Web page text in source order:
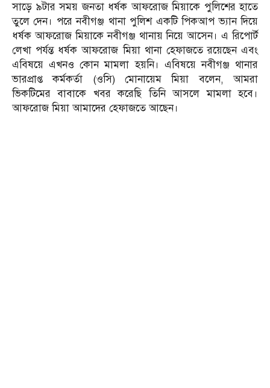
সাড়ে ৯টার সময় জনতা ধর্ষক আফরোজ মিয়াকে পুলিশের হাতে
তুলে দেন। পরে নবীগঞ্জ থানা পুলিশ একটি পিকআপ ভ্যান দিয়ে
ধর্ষক আফরোজ মিয়াকে নবীগঞ্জ থানায় নিয়ে আসেন। এ রিপোর্ট
লেখা পর্যন্ত ধর্ষক আফরোজ মিয়া থানা হেফাজতে রয়েছেন এবং
এবিষয়ে এখনও কোন মামলা হয়নি। এবিষয়ে নবীগঞ্জ থানার
ভারপ্রাপ্ত কর্মকর্তা (ওসি) মোনায়েম মিয়া বলেন, আমরা
ভিকটিমের বাবাকে খবর করেছি তিনি আসলে মামলা হবে।
আফরোজ মিয়া আমাদের হেফাজতে আছেন।